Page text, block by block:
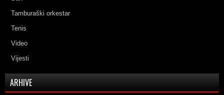
Tamburaški orkestar
Tenis
Video
Vijesti
ARHIVE